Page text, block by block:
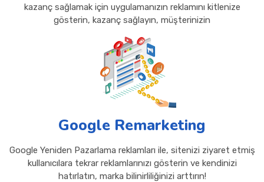
kazanç sağlamak için uygulamanızın reklamını kitlenize
gösterin, kazanç sağlayın, müşterinizin
Google Remarketing
Google Yeniden Pazarlama reklamları ile, sitenizi ziyaret etmiş
kullanıcılara tekrar reklamlarınızı gösterin ve kendinizi
hatırlatın, marka bilinirliliğinizi arttırın!